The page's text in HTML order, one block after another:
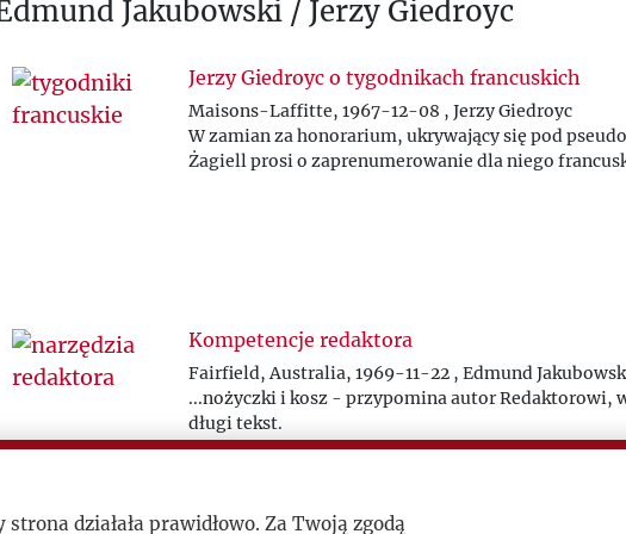
Jakubowski / Jerzy Giedroyc
Jerzy Giedroyc o tygodnikach francuskich
Maisons-Laffitte, 1967-12-08 , Jerzy Giedroyc
W zamian za honorarium, ukrywający się pod
Żagiell prosi o zaprenumerowanie dla niego
Kompetencje redaktora
Fairfield, Australia, 1969-11-22 , Edmund
...nożyczki i kosz - przypomina autor Redaktorowi,
długi tekst.
działała prawidłowo. Za Twoją zgodą